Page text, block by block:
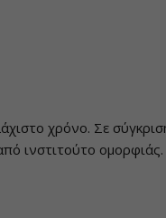
χρόνο. Σε
ινστιτούτο ομορφιάς.